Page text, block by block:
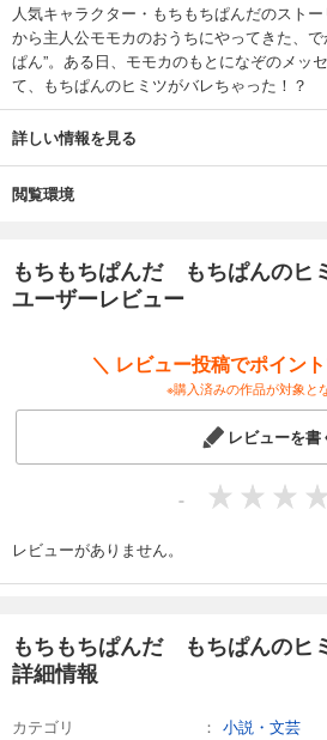
人気キャラクター・もちもちぱんだのスト
から主人公モモカのおうちにやってきた、
ぱん”。ある日、モモカのもとになぞのメッ
て、もちぱんのヒミツがバレちゃった！？
詳しい情報を見る
閲覧環境
もちもちぱんだ もちぱんのヒ
ユーザーレビュー
＼ レビュー投稿でポイン
※購入済みの作品が対象と
レビューを書
-
レビューがありません。
もちもちぱんだ もちぱんのヒ
詳細情報
カテゴリ
小説・文芸